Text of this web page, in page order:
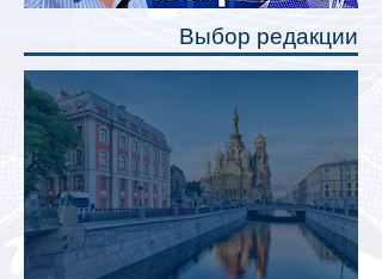
полку во время сна или отдыха,
Выбор редакции